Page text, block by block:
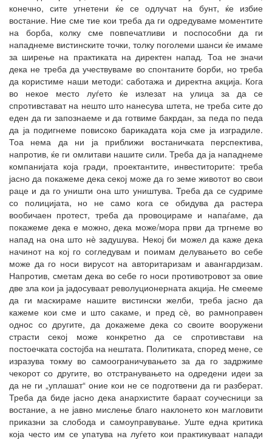
конечно, сите угнетени ќе се одлучат на бунт, ќе избие
востание. Ние сме тие кои треба да ги одредуваме моментите
на борба, колку сме повпечатливи и поспособни да ги
нападнеме вистинските точки, толку поголеми шанси ќе имаме
за ширење на практиката на директен напад. Тоа не значи
дека не треба да учествуваме во спонтаните борби, но треба
да користиме наши методи: саботажа и директна акција. Кога
во некое место луѓето ќе излезат на улица за да се
спротивстават на нешто што нанесува штета, не треба сите до
еден да ги запознаеме и да готвиме бакрдан, за педа по педа
да ја подигнеме повисоко барикадата која сме ја изградиле.
Тоа нема да ни ја приближи востаничката перспектива,
напротив, ќе ги омлитави нашите сили. Треба да ја нападнеме
компанијата која гради, проектантите, инвеститорите: треба
јасно да покажеме дека секој може да го земе животот во свои
раце и да го уништи она што уништува. Треба да се судриме
со полицијата, но не само кога се обидува да растера
вообичаен протест, треба да провоцираме и напаѓаме, да
покажеме дека е можно, дека може/мора први да тргнеме во
напад на она што нѐ задушува. Некој би можел да каже дека
начинот на кој го согледувам и поимам делувањето во себе
може да го носи вирусот на авторитаризам и авангардизам.
Напротив, сметам дека во себе го носи противотровот за овие
две зла кои ја јадосуваат револуционерната акција. Не смееме
да ги маскираме нашите вистински желби, треба јасно да
кажеме кои сме и што сакаме, и пред сѐ, во рамноправен
однос со другите, да докажеме дека со своите вооружени
страсти секој може конкретно да се спротивстави на
постоечката состојба на нештата. Политиката, според мене, се
изразува токму во самоограничувањето за да го задржиме
чекорот со другите, во отстранувањето на одредени идеи за
да не ги „уплашат“ оние кои не се подготвени да ги разберат.
Треба да биде јасно дека анархистите бараат соучесници за
востание, а не јавно мислење благо наклонето кон магловити
приказни за слобода и самоуправување. Уште една критика
која често им се упатува на луѓето кои практикуваат напади